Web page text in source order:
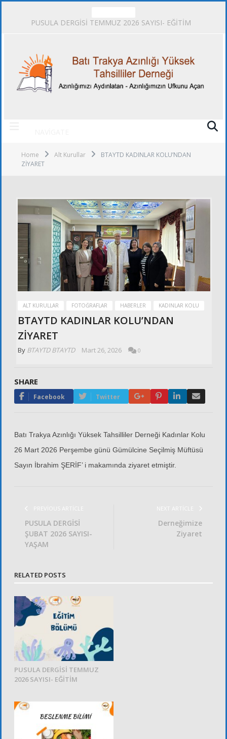
PUSULA DERGİSİ TEMMUZ 2026 SAYISI- EĞİTİM
Home Alt Kurullar
BTAYTD KADINLAR KOLU’NDAN
ZİYARET
ALT KURULLAR FOTOĞRAFLAR HABERLER KADINLAR KOLU
BTAYTD KADINLAR KOLU’NDAN
ZİYARET
By BTAYTD BTAYTD Mart 26, 2026 0
SHARE
Facebook Twitter Google+PinterestLinkedIn
Batı Trakya Azınlığı Yüksek Tahsilliler Derneği Kadınlar Kolu
26 Mart 2026 Perşembe günü Gümülcine Seçilmiş Müftüsü
Sayın İbrahim ŞERİF’ i makamında ziyaret etmiştir.
PREVIOUS ARTICLE
PUSULA DERGİSİ
ŞUBAT 2026 SAYISI-
YAŞAM
NEXT ARTICLE
Derneğimize
Ziyaret
RELATED POSTS
PUSULA DERGİSİ TEMMUZ
2026 SAYISI- EĞİTİM